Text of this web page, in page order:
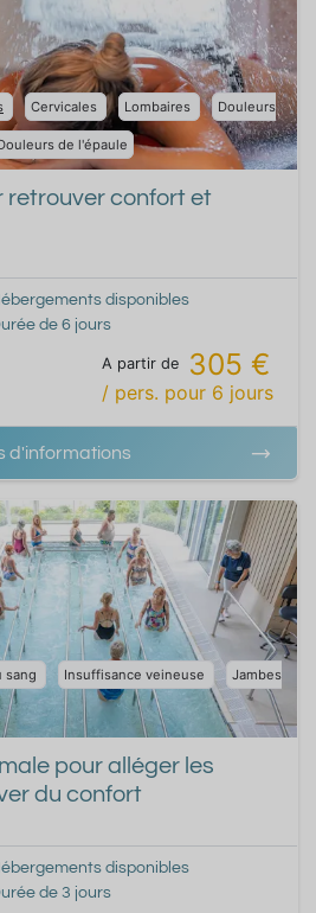
Cervicales Lombaires Douleurs
de l'épaule
retrouver confort et
disponibles
de 6 jours
A partir de 305 €
/ pers. pour 6 jours
d'informations
sang Insuffisance veineuse Jambes
pour alléger les
du confort
disponibles
de 3 jours